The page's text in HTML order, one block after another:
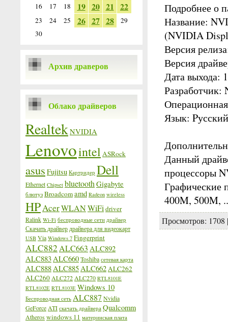
16 17 18 19 20 21 22
23 24 25 26 27 28
29
30
Архив драверов
Облако драйверов
RealtekNVIDIA
Lenovointel ASRock
asus Fujitsu Картридер Dell
Ethernet Chipset bluetooth Gigabyte
блютуз Broadcomamd Radeon wireless
HPAcerWLANWiFi driver
Ralink Wi-Fi беспроводные сети драйвер
Скачать драйвер драйвера для видеокарт
USB Via Windows 7 Fingerprint
ALC882 ALC663 ALC892
ALC883ALC660Toshiba сетевая карта
ALC888ALC885ALC662ALC262
ALC260 ALC272 ALC270 RTL8101E
RTL8102E RTL8103E Windows 10
Беспроводная сеть ALC887 Nvidia
GeForce ATI скачать драйвера Qualcomm
Atheroswindows 11 материнская плата
Подробнее о
Название:
(NVIDIA
Версия
Версия
Дата выхода:
Разработчик:
Язык: Pусский
Данный
процессоры
Графические
400M, 500M,
Просмотров: 1708